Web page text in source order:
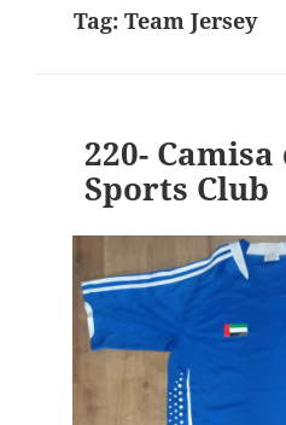
Tag:Team Jersey
220-
Sports Club